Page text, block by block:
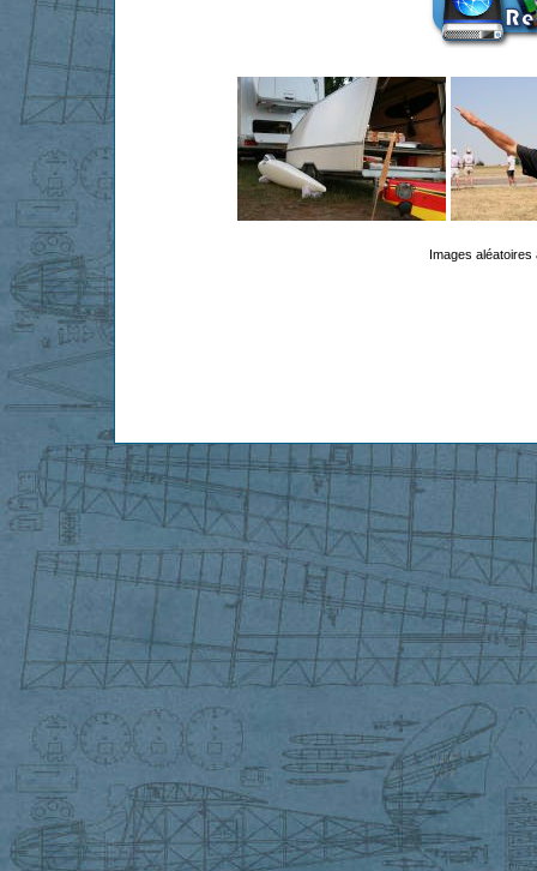
Images aléatoires